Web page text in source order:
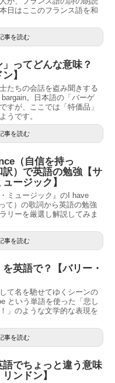
日はここのフランス語を和
事を読む
ってどんな意味？
】
たちの会話を盗み聞きする
。日本語の「バーゲ
すが、ここでは「特価品」
うです。
事を読む
（自信を持っ
）で英語の勉強【サ
ージック】
ミュージック』のI have
て）の歌詞から英語の勉強
リーを厳選し解説してみま
事を読む
を英語で？【バリー・
て名を馳せてゆくシーンの
という単語を使った「悲し
」のような文学的な表現を
事を読む
語でちょっと違う意味
ンドン】